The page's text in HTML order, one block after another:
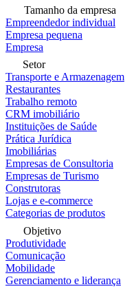
Tamanho da empresa
Empreendedor individual
Empresa pequena
Empresa
Setor
Transporte e Armazenagem
Restaurantes
Trabalho remoto
CRM imobiliário
Instituições de Saúde
Prática Jurídica
Imobiliárias
Empresas de Consultoria
Empresas de Turismo
Construtoras
Lojas e e-commerce
Categorias de produtos
Objetivo
Produtividade
Comunicação
Mobilidade
Gerenciamento e liderança